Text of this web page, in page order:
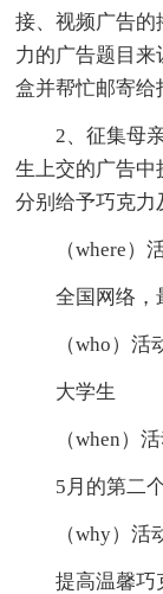
接、视频广告
力的广告题目
盒并帮忙邮寄给
2、征集母
生上交的广告中
分别给予巧克力
（where）
全国网络，
（who）
大学生
（when）
5月的第二
（why）活
提高温馨巧